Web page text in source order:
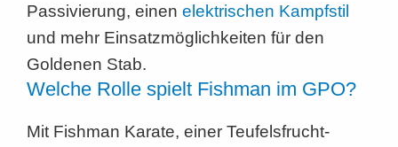
Passivierung, einen elektrischen Kampfstil
und mehr Einsatzmöglichkeiten für den
Goldenen Stab.
Welche Rolle spielt Fishman im GPO?
Mit Fishman Karate, einer Teufelsfrucht-